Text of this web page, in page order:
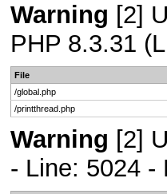
Warning [2]
PHP 8.3.31
File
/global.php
/printthread.php
Warning [2]
- Line: 5024 -